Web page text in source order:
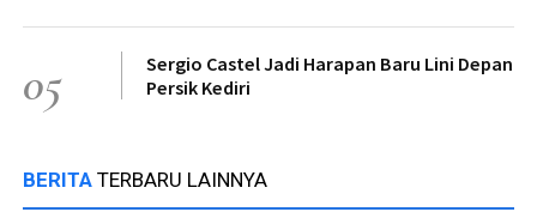
05
Sergio Castel Jadi Harapan Baru Lini Depan
Persik Kediri
BERITA TERBARU LAINNYA